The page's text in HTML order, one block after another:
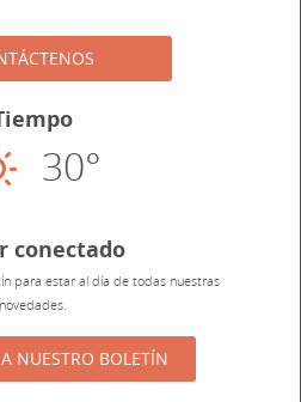
Soleado
30°
conectado
para estar al día de todas nuestras
novedades.
NUESTRO BOLETÍN